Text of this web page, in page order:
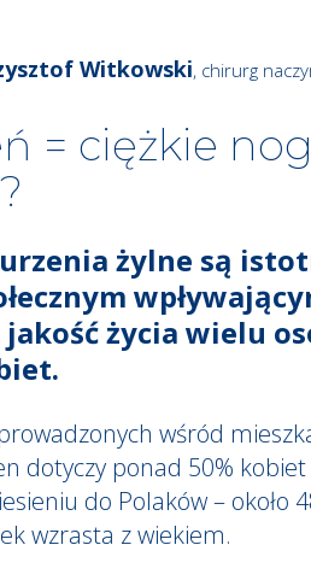
Witkowski, chirurg
= ciężkie
żylne są
życia wielu
wśród
dotyczy ponad 50% kobiet
do Polaków – około
wzrasta z wiekiem.